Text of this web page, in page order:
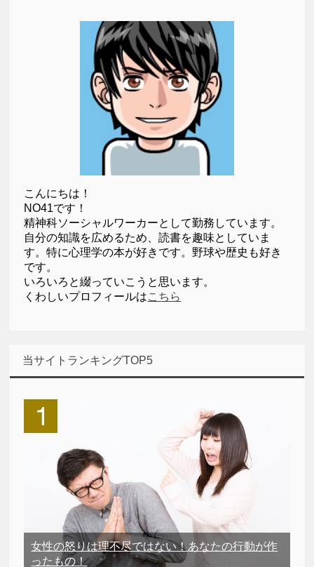
こんにちは！
NO41です！
精神科ソーシャルワーカーとして勤務しています。
自分の知識を広めるため、読書を趣味としていま
す。特に心理学の本が好きです。野球や歴史も好き
です。
いろいろと綴っていこうと思います。
くわしいプロフィールはこちら
当サイトランキングTOP5
女性の怒りは理不尽ではない！あなたの行動が作
ったもの！